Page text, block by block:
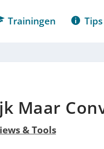
Trainingen
Maar
& Tools